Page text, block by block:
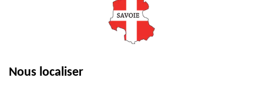
Nous localiser